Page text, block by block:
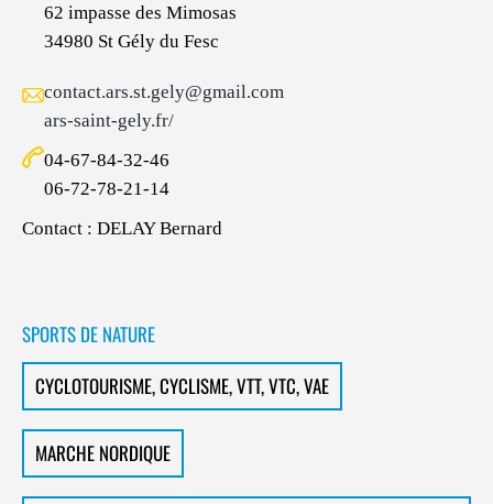
62 impasse des Mimosas
34980 St Gély du Fesc
contact.ars.st.gely@gmail.com
ars-saint-gely.fr/
04-67-84-32-46
06-72-78-21-14
Contact : DELAY Bernard
SPORTS DE NATURE
CYCLOTOURISME, CYCLISME, VTT, VTC, VAE
MARCHE NORDIQUE